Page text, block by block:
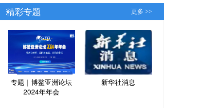
精彩专题 更多 >>
专题｜博鳌亚洲论坛
2024年年会
新华社消息